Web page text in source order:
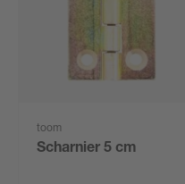
toom
Scharnier 5 cm